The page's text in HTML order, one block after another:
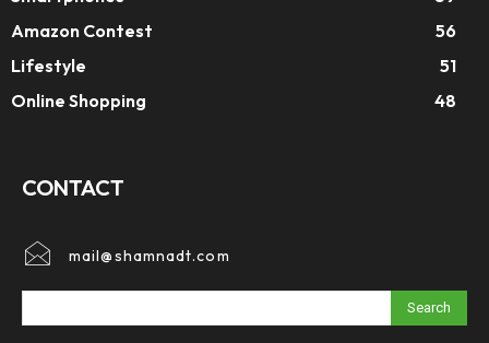
Amazon Contest
56
Lifestyle
51
Online Shopping
48
CONTACT
mail@shamnadt.com
Search